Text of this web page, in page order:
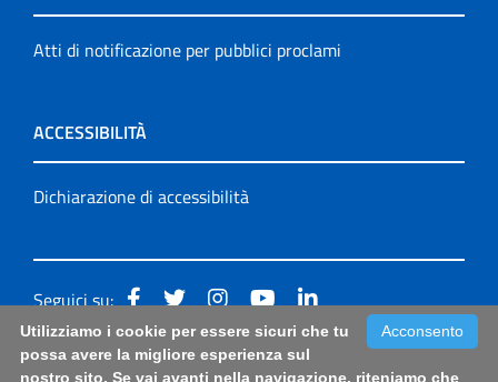
Atti di notificazione per pubblici proclami
ACCESSIBILITÀ
Dichiarazione di accessibilità
Seguici su:
Accessibilità: form di segnalazione di prima istanza per
Acconsento
Utilizziamo i cookie per essere sicuri che tu
possa avere la migliore esperienza sul
nostro sito. Se vai avanti nella navigazione, riteniamo che